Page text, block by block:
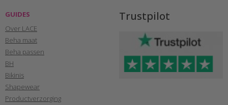
GUIDES
Over LACE
Beha maat
Beha passen
BH
Bikinis
Shapewear
Productverzorging
Trustpilot